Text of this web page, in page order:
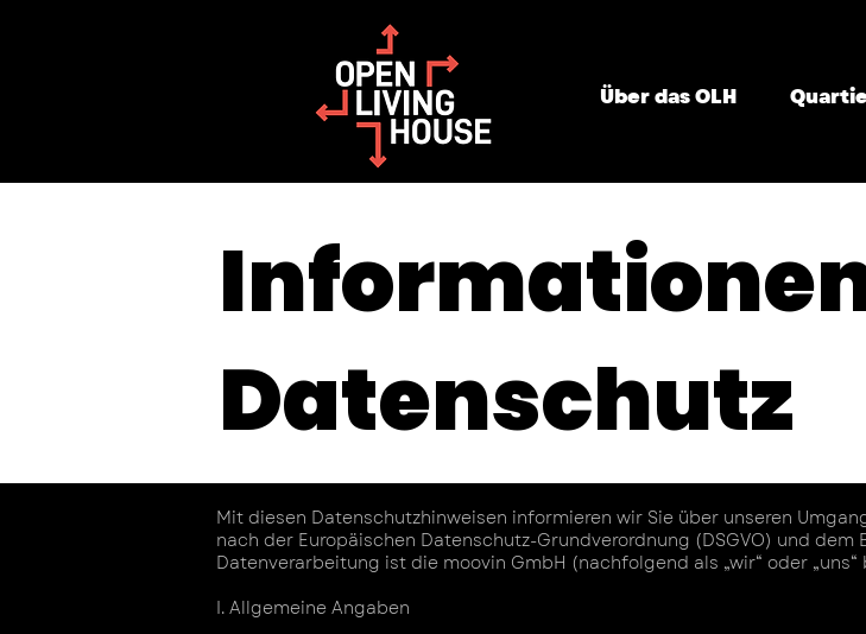
Über das OLH
Datenschutz
Mit diesen Datenschutzhinweisen informieren wir Sie über unseren
nach der Europäischen Datenschutz-Grundverordnung (DSGVO) und
Datenverarbeitung ist die moovin GmbH (nachfolgend als „wir“ oder „uns“
I. Allgemeine Angaben